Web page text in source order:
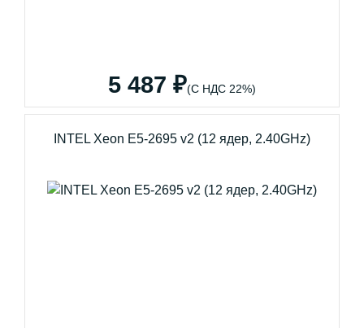
5 487 ₽(С НДС 22%)
INTEL Xeon E5-2695 v2 (12 ядер, 2.40GHz)